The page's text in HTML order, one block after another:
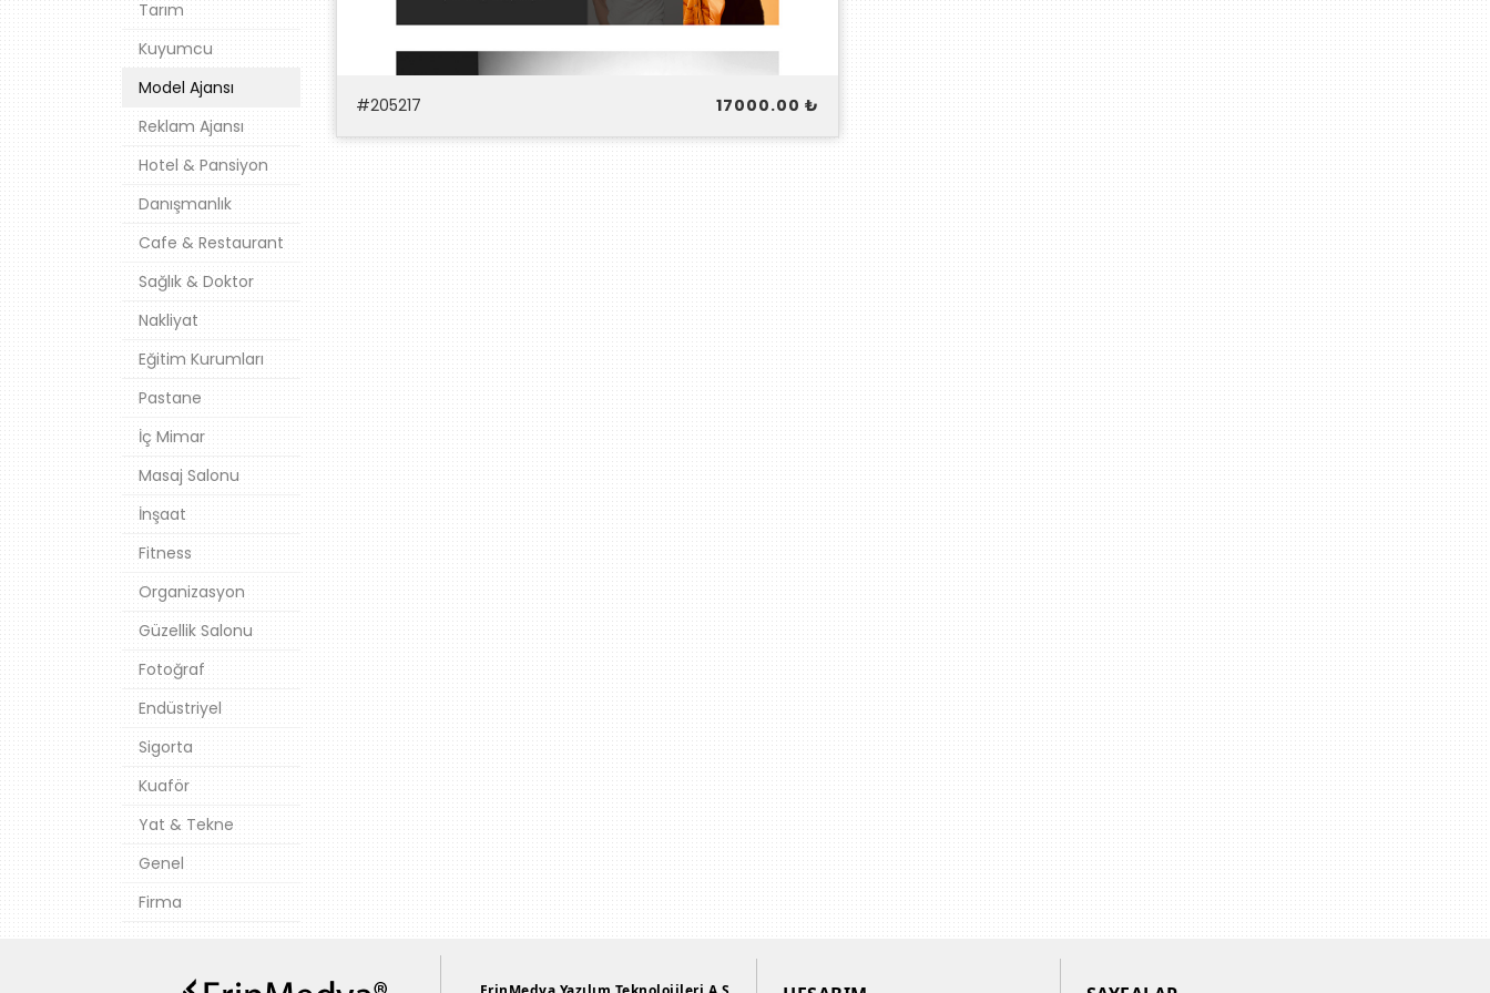
Tarım
Kuyumcu
Model Ajansı
Reklam Ajansı
Hotel & Pansiyon
Danışmanlık
Cafe & Restaurant
Sağlık & Doktor
Nakliyat
Eğitim Kurumları
Pastane
İç Mimar
Masaj Salonu
İnşaat
Fitness
Organizasyon
Güzellik Salonu
Fotoğraf
Endüstriyel
Sigorta
Kuaför
Yat & Tekne
Genel
Firma
Temayı Gör Ücretsiz Dene
#205217 17000.00 ₺